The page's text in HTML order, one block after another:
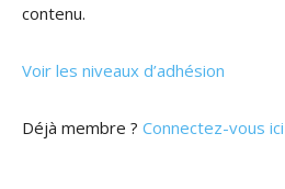
contenu.
Voir les niveaux d’adhésion
Déjà membre ? Connectez-vous ici